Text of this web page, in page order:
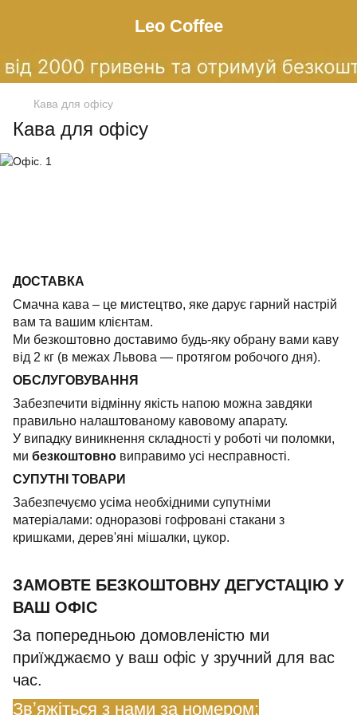
Leo Сoffee
Кава для офісу
Кава для офісу
ДОСТАВКА
Смачна кава – це мистецтво, яке дарує гарний настрій
вам та вашим клієнтам.
Ми безкоштовно доставимо будь-яку обрану вами каву
від 2 кг (в межах Львова — протягом робочого дня).
ОБСЛУГОВУВАННЯ
Забезпечити відмінну якість напою можна завдяки
правильно налаштованому кавовому апарату.
У випадку виникнення складності у роботі чи поломки,
ми безкоштовно виправимо усі несправності.
СУПУТНІ ТОВАРИ
Забезпечуємо усіма необхідними супутніми
матеріалами: одноразові гофровані стакани з
кришками, дерев'яні мішалки, цукор.
ЗАМОВТЕ БЕЗКОШТОВНУ ДЕГУСТАЦІЮ У
ВАШ ОФІС
За попередньою домовленістю ми
приїжджаємо у ваш офіс у зручний для вас
час.
Звʼяжіться з нами за номером: